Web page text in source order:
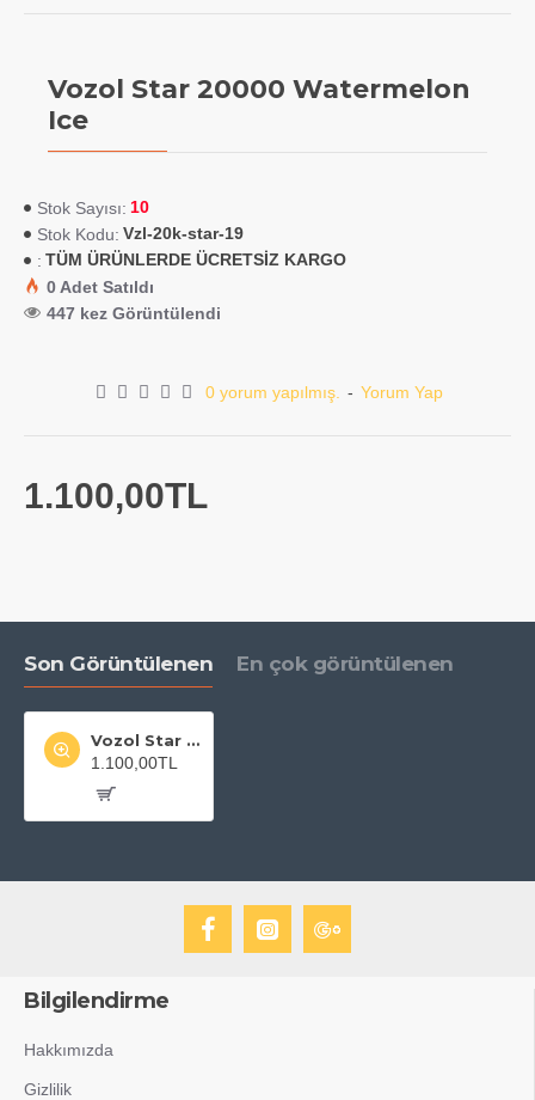
Vozol Star 20000 Watermelon
Ice
Stok Sayısı: 10
Stok Kodu: Vzl-20k-star-19
: TÜM ÜRÜNLERDE ÜCRETSİZ KARGO
0 Adet Satıldı
447 kez Görüntülendi
0 yorum yapılmış. - Yorum Yap
1.100,00TL
Son Görüntülenen En çok görüntülenen
Vozol Star 20000 Watermelon Ice
1.100,00TL
Bilgilendirme
Hakkımızda
Gizlilik